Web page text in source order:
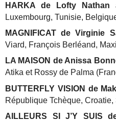
HARKA de Lofty Nathan
Luxembourg, Tunisie,
MAGNIFICAT de Virginie
Viard, François Berléand,
LA MAISON de Anissa
Atika et Rossy de Palma
BUTTERFLY VISION de
République Tchèque, Croatie,
AILLEURS SI J’Y SUIS